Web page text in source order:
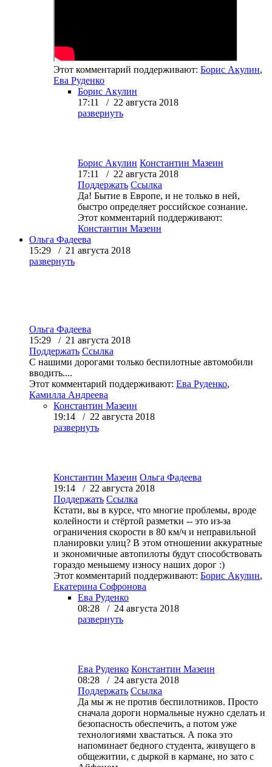
Этот комментарий поддерживают: Борис Акулин,
Ева Руденко
Борис Акулин
17:11 / 22 августа 2018
развернуть
Борис Акулин Константин Мазеин
17:11 / 22 августа 2018
Поддержать Ссылка
Да! Бытие в Европе, и не только в ней,
быстро определяет российское сознание.
Этот комментарий поддерживают:
Константин Мазеин
Ольга Фадеева
15:29 / 21 августа 2018
развернуть
Ольга Фадеева
15:29 / 21 августа 2018
Поддержать Ссылка
С нашими дорогами только беспилотные автомобили
вводить....
Этот комментарий поддерживают: Ева Руденко,
Камилла Андреева
Константин Мазеин
19:14 / 22 августа 2018
развернуть
Константин Мазеин Ольга Фадеева
19:14 / 22 августа 2018
Поддержать Ссылка
Кстати, вы в курсе, что многие проблемы, вроде
колейности и стёртой разметки -- это из-за
ограничения скорости в 80 км/ч и неправильной
планировки улиц? В этом отношении аккуратные
и экономичные автопилоты будут способствовать
гораздо меньшему износу наших дорог :)
Этот комментарий поддерживают: Борис Акулин,
Екатерина Софронова
Ева Руденко
08:28 / 24 августа 2018
развернуть
Ева Руденко Константин Мазеин
08:28 / 24 августа 2018
Поддержать Ссылка
Да мы ж не против беспилотников. Просто
сначала дороги нормальные нужно сделать и
безопасность обеспечить, а потом уже
технологиями хвастаться. А пока это
напоминает бедного студента, живущего в
общежитии, с дыркой в кармане, но зато с